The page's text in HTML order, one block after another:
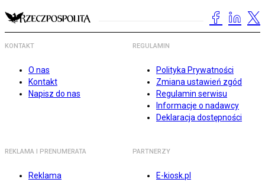
KONTAKT
O nas
Kontakt
Napisz do nas
REGULAMIN
Polityka Prywatności
Zmiana ustawień zgód
Regulamin serwisu
Informacje o nadawcy
Deklaracja dostępności
REKLAMA I PRENUMERATA
Reklama
PARTNERZY
E-kiosk.pl